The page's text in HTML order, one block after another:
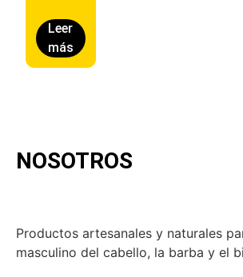
Leer
más
NOSOTROS
Productos artesanales y naturales
masculino del cabello, la barba y el